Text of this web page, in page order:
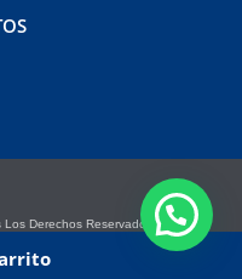
Derechos Reservados.